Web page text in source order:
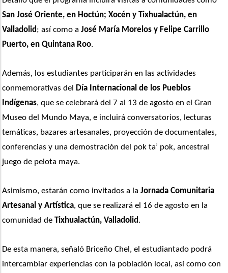
San José Oriente, en Hoctún; Xocén y Tixhualactún, en
Valladolid; así como a José María Morelos y Felipe Carrillo
Puerto, en Quintana Roo.
Además, los estudiantes participarán en las actividades
conmemorativas del Día Internacional de los Pueblos
Indígenas, que se celebrará del 7 al 13 de agosto en el Gran
Museo del Mundo Maya, e incluirá conversatorios, lecturas
temáticas, bazares artesanales, proyección de documentales,
conferencias y una demostración del pok ta’ pok, ancestral
juego de pelota maya.
Asimismo, estarán como invitados a la Jornada Comunitaria
Artesanal y Artística, que se realizará el 16 de agosto en la
comunidad de Tixhualactún, Valladolid.
De esta manera, señaló Briceño Chel, el estudiantado podrá
intercambiar experiencias con la población local, así como con